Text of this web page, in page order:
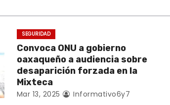
SEGURIDAD
Convoca ONU a gobierno
oaxaqueño a audiencia sobre
desaparición forzada en la
Mixteca
Mar 13, 2025 Informativo6y7